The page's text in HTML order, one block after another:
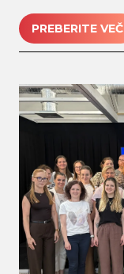
PREBERITE VEČ